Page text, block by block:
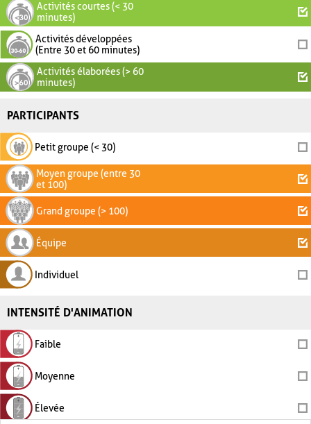
Activités courtes (< 30
minutes)
Activités développées
(Entre 30 et 60 minutes)
Activités élaborées (> 60
minutes)
PARTICIPANTS
Petit groupe (< 30)
Moyen groupe (entre 30
et 100)
Grand groupe (> 100)
Équipe
Individuel
INTENSITÉ D'ANIMATION
Faible
Moyenne
Élevée